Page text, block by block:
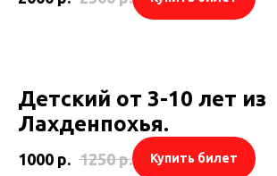
Детский от 3-10 лет из
Лахденпохья.
1000 р. 1250 р. Купить билет